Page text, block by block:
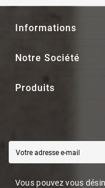
Informations
Notre Société
Produits
Vous pouvez vous